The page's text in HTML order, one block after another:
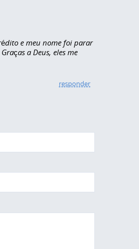
e meu nome foi parar
a Deus, eles me
responder